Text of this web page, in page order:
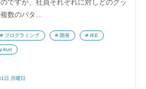
ですが、社員それぞれに対しどのグッ
複数のパタ…
日 月曜日
プログラミング 開発 IKE
kun